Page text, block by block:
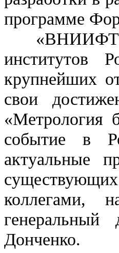
программе
«
институтов
крупнейших
свои
«Метрология
событие в
актуальные
коллегами,
Донченко.